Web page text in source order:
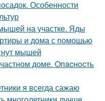
Особенности
на участке. Яды
и дома с помощью
мышей
доме. Oпacнocть
я всегда сажаю